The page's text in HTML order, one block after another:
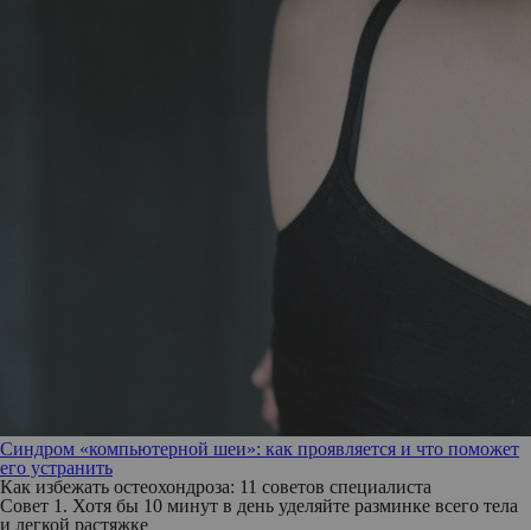
Синдром «компьютерной шеи»: как проявляется и что поможет
его устранить
Как избежать остеохондроза: 11 советов специалиста
Совет 1. Хотя бы 10 минут в день уделяйте разминке всего тела
и легкой растяжке